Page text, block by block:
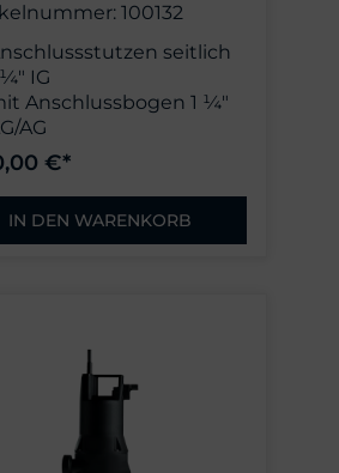
100132
seitlich
¼" IG
Anschlussbogen 1 ¼"
AG
Schlauchtülle
€*
IN DEN WARENKORB